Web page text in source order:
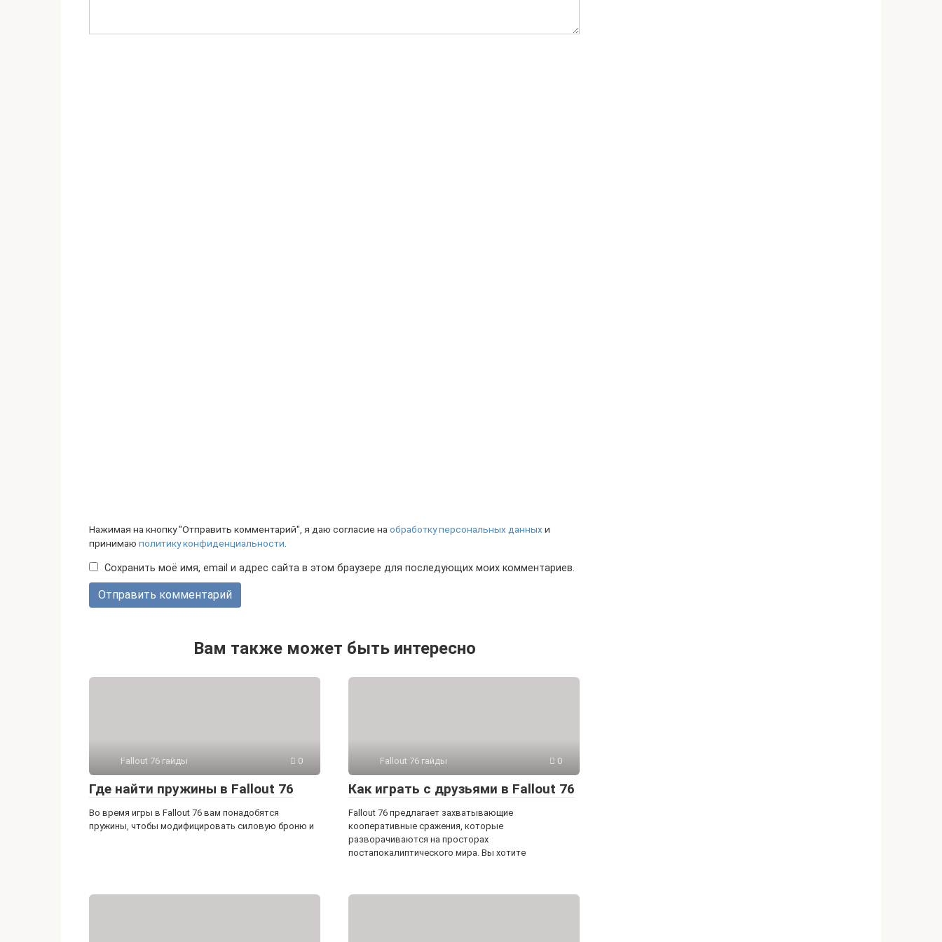
Нажимая на кнопку "Отправить комментарий", я даю согласие на обработку персональных данных и
принимаю политику конфиденциальности
Сохранить моё имя, email и адрес сайта в этом браузере для последующих моих комментариев.
Вам также может быть интересно
Fallout 76 гайды 0
Где найти пружины в Fallout 76
Во время игры в Fallout 76 вам понадобятся
пружины, чтобы модифицировать силовую броню и
Fallout 76 гайды 0
Как играть с друзьями в Fallout 76
Fallout 76 предлагает захватывающие
кооперативные сражения, которые
разворачиваются на просторах
постапокалиптического мира. Вы хотите